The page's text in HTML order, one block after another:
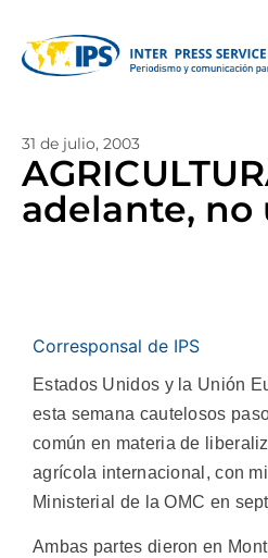
31 de julio, 2003
adelante, no
Corresponsal de IPS
Estados Unidos y la Unión
esta semana cautelosos
común en materia de
agrícola internacional, con
Ministerial de la OMC en
Ambas partes dieron en